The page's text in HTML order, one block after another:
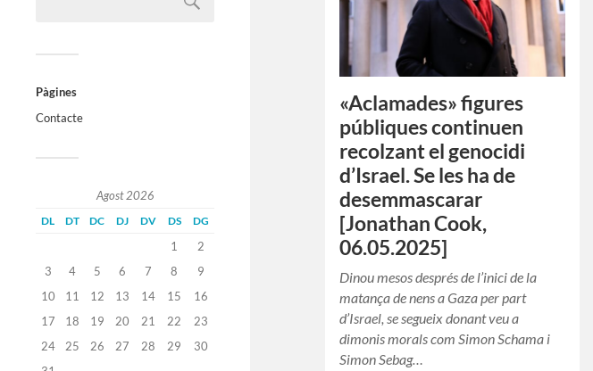
Pàgines
Contacte
Agost 2026
DL DT DC DJ DV DS DG
1
2
3
4 5 6 7 8
9
10
11 12 13 14 15
16
17
18 19 20 21 22
23
24
25 26 27 28 29
30
«Aclamades» figures
públiques continuen
recolzant el genocidi
d’Israel. Se les ha de
desemmascarar
[Jonathan Cook,
06.05.2025]
Dinou mesos després de l’inici de la
matança de nens a Gaza per part
d’Israel, se segueix donant veu a
dimonis morals com Simon Schama i
Simon Sebag…